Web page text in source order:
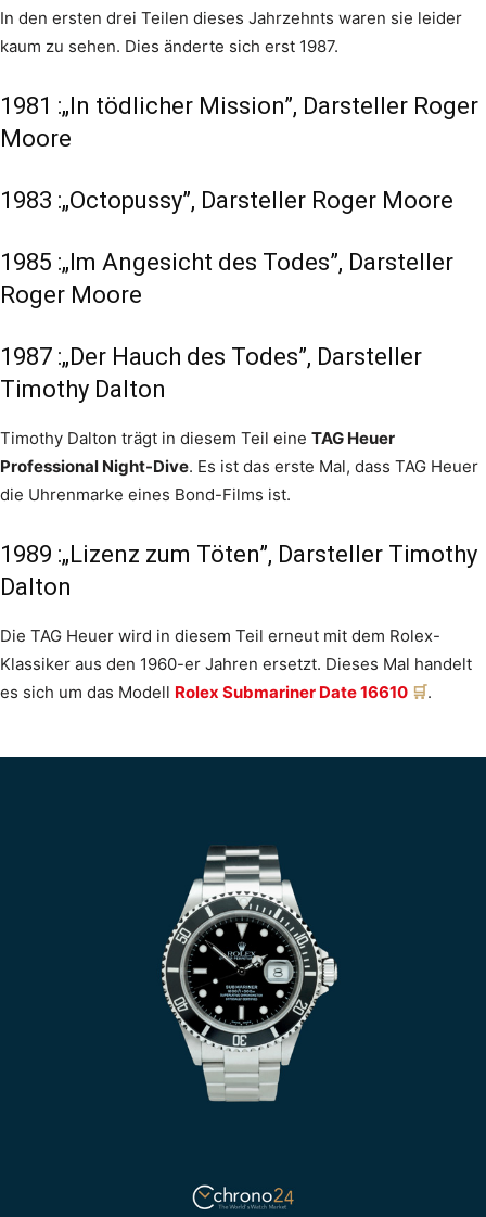
In den ersten drei Teilen dieses Jahrzehnts waren sie leider
kaum zu sehen. Dies änderte sich erst 1987.
1981 :„In tödlicher Mission”, Darsteller Roger
Moore
1983 :„Octopussy”, Darsteller Roger Moore
1985 :„Im Angesicht des Todes”, Darsteller
Roger Moore
1987 :„Der Hauch des Todes”, Darsteller
Timothy Dalton
Timothy Dalton trägt in diesem Teil eine TAG Heuer
Professional Night-Dive. Es ist das erste Mal, dass TAG Heuer
die Uhrenmarke eines Bond-Films ist.
1989 :„Lizenz zum Töten”, Darsteller Timothy
Dalton
Die TAG Heuer wird in diesem Teil erneut mit dem Rolex-
Klassiker aus den 1960-er Jahren ersetzt. Dieses Mal handelt
es sich um das Modell Rolex Submariner Date 16610 .